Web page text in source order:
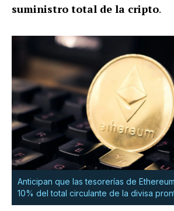
suministro total de la cripto.
Anticipan que las tesorerías de
10% del total circulante de la divisa